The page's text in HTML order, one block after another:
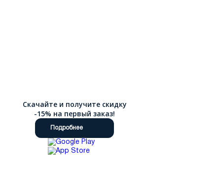
Скачайте и получите скидку
-15% на первый заказ!
Подробнее